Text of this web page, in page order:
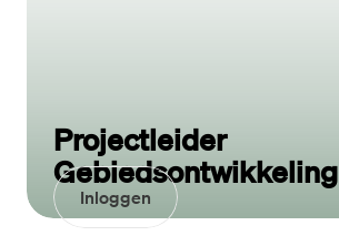
Inloggen
Projectleider
Gebiedsontwikkeling